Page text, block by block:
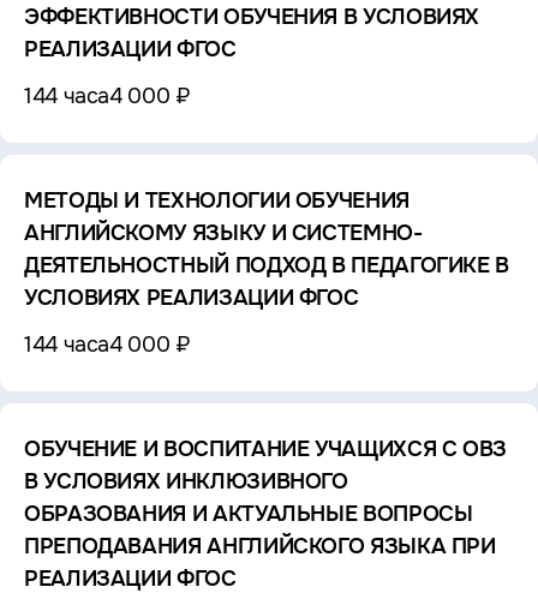
ЭФФЕКТИВНОСТИ ОБУЧЕНИЯ В УСЛОВИЯХ
РЕАЛИЗАЦИИ ФГОС
144 часа4 000 ₽
МЕТОДЫ И ТЕХНОЛОГИИ ОБУЧЕНИЯ
АНГЛИЙСКОМУ ЯЗЫКУ И СИСТЕМНО-
ДЕЯТЕЛЬНОСТНЫЙ ПОДХОД В ПЕДАГОГИКЕ В
УСЛОВИЯХ РЕАЛИЗАЦИИ ФГОС
144 часа4 000 ₽
ОБУЧЕНИЕ И ВОСПИТАНИЕ УЧАЩИХСЯ С ОВЗ
В УСЛОВИЯХ ИНКЛЮЗИВНОГО
ОБРАЗОВАНИЯ И АКТУАЛЬНЫЕ ВОПРОСЫ
ПРЕПОДАВАНИЯ АНГЛИЙСКОГО ЯЗЫКА ПРИ
РЕАЛИЗАЦИИ ФГОС